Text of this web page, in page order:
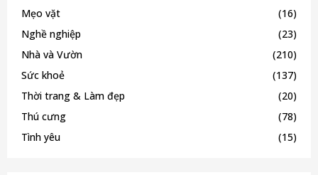
Mẹo vặt
(16)
Nghề nghiệp
(23)
Nhà và Vườn
(210)
Sức khoẻ
(137)
Thời trang & Làm đẹp
(20)
Thú cưng
(78)
Tình yêu
(15)